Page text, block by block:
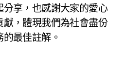
享，也感謝大家的愛心
，體現我們為社會盡份
最佳註解。